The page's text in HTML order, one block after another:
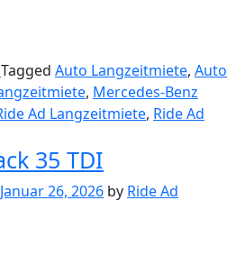
Tagged Auto Langzeitmiete, Auto
, Mercedes-Benz
Ad Langzeitmiete, Ride Ad
35 TDI
Januar 26, 2026 by Ride Ad